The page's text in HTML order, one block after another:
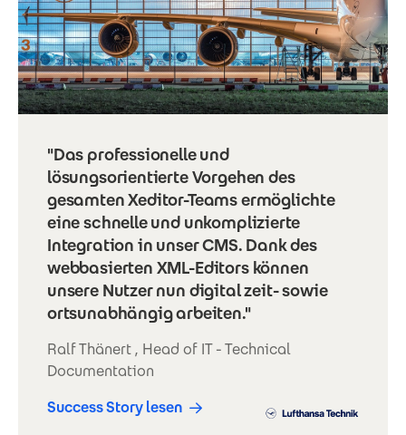
"Das professionelle und
lösungsorientierte Vorgehen des
gesamten Xeditor-Teams ermöglichte
eine schnelle und unkomplizierte
Integration in unser CMS. Dank des
webbasierten XML-Editors können
unsere Nutzer nun digital zeit- sowie
ortsunabhängig arbeiten."
Ralf Thänert , Head of IT - Technical
Documentation
Success Story lesen